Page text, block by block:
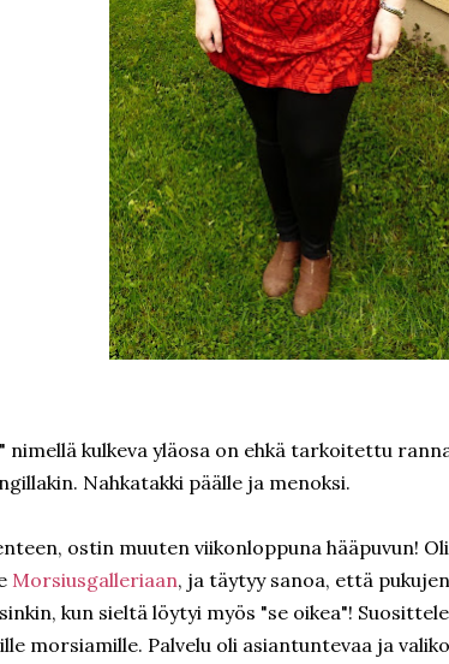
nimellä kulkeva yläosa on ehkä tarkoitettu
Nahkatakki päälle ja menoksi.
ostin muuten viikonloppuna hääpuvun!
Morsiusgalleriaan, ja täytyy sanoa, että
kun sieltä löytyi myös "se oikea"!
morsiamille. Palvelu oli asiantuntevaa ja